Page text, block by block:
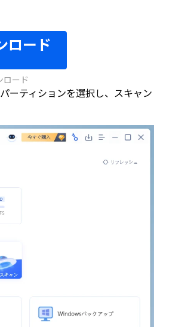
ロード
ロード
ーティションを選択し、スキャン